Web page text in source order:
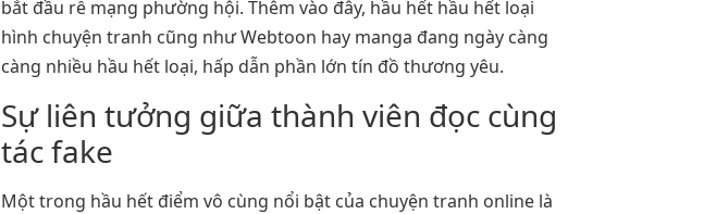
bắt đầu rễ mạng phường hội. Thêm vào đây, hầu hết hầu hết loại
hình chuyện tranh cũng như Webtoon hay manga đang ngày càng
càng nhiều hầu hết loại, hấp dẫn phần lớn tín đồ thương yêu.
Sự liên tưởng giữa thành viên đọc cùng
tác fake
Một trong hầu hết điểm vô cùng nổi bật của chuyện tranh online là